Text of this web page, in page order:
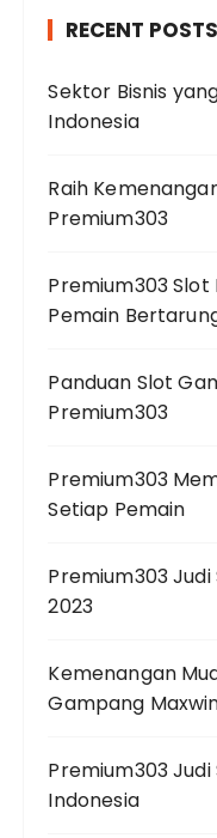
RECENT POSTS
Sektor Bisnis
Indonesia
Raih
Premium303
Premium303
Pemain
Panduan Slot
Premium303
Premium303
Setiap Pemain
Premium303
2023
Kemenangan
Gampang
Premium303
Indonesia